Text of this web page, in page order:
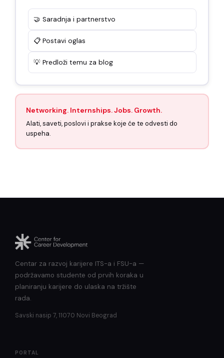
🤝 Saradnja i partnerstvo
📋 Postavi oglas
💡 Predloži temu za blog
Networking. Internships. Jobs. Growth.
Alati, saveti, poslovi i prakse koje će te odvesti do
uspeha.
Centar za razvoj karijere ITS-a i FSU-a —
podržavamo studente od prvih koraka u
planiranju karijere do ulaska na tržište
rada.
Savski nasip 7, 11070 Novi Beograd
PORTAL